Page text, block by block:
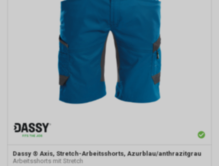
Dassy ® Axis, Stretch-Arbeitsshorts, Azurblau/anthrazitgrau
Arbeitsshorts mit Stretch